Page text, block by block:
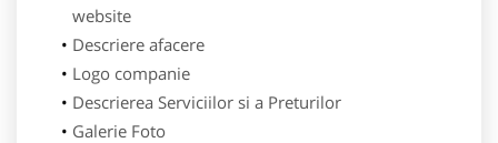
website
Descriere afacere
Logo companie
Descrierea Serviciilor si a Preturilor
Galerie Foto